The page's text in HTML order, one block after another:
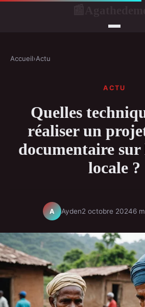
Accueil›Actu
ACTU
Quelles
réaliser un
documentaire
locale ?
A Ayden2 octobre 20246